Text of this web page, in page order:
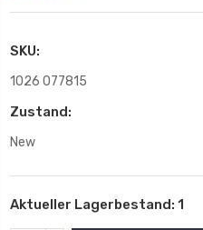
SKU:
1026 077815
Zustand:
New
Aktueller Lagerbestand: 1